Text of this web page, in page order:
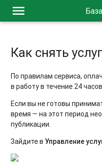
menu
Как снять
По правилам сервиса,
в работу в течение 24
Если вы не готовы
время — на этот период
публикации.
Зайдите вУправление